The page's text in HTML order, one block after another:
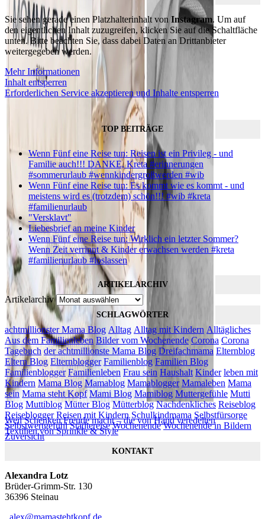
Weil Schenken Freude macht – die von Hand veredelten
Textilien von Sprinkle & Style
Sie sehen gerade einen Platzhalterinhalt vonInstagram. Um auf
den eigentlichen Inhalt zuzugreifen, klicken Sie auf die Schaltfläche
unten. Bitte beachten Sie, dass dabei Daten an Drittanbieter
weitergegeben werden.
Mehr Informationen
Inhalt entsperren
Erforderlichen Service akzeptieren und Inhalte entsperren
TOP BEITRÄGE
Wenn Fünf eine Reise tun: Reisen ist ein Privileg - und
Familie auch!!! DANKE, Kreta #erinnerungen
#sommerurlaub #wennkindergroßwerden #wib
Wenn Fünf eine Reise tun: Es kommt wie es kommt - und
meistens wird es (trotzdem) schön!!! #wib #kreta
#familienurlaub
"Versklavt"
Liebesbrief an meine Kinder
Wenn Fünf eine Reise tun: Wirklich ein letzter Sommer?
Wenn Zeit verrinnt & Kinder erwachsen werden #kreta
#familienurlaub #loslassen
ARTIKELARCHIV
Artikelarchiv
SCHLAGWÖRTER
achtmillionster Mama Blog Alltag Alltag mit Kindern Alltägliches
Aus dem Familienleben Bilder vom Wochenende Corona Corona
Tagebuch der achtmillionste Mama Blog Dreifachmama Elternblog
Eltern Blog Elternblogger Familienblog Familien Blog
Familienblogger Familienleben Frau sein Haushalt Kinder leben mit
Kindern Mama Blog Mamablog Mamablogger Mamaleben Mama
sein Mama steht Kopf Mami Blog Mamiblog Muttergefühle Mutti
Blog Muttiblog Mütter Blog Mütterblog Nachdenkliches Reiseblog
Reiseblogger Reisen mit Kindern Schulkindmama Selbstfürsorge
Selbstwertgefühl Städtereise Wochenende Wochenende in Bildern
Zuversicht
KONTAKT
Alexandra Lotz
Brüder-Grimm-Str. 130
36396 Steinau
alex@mamastehtkopf.de